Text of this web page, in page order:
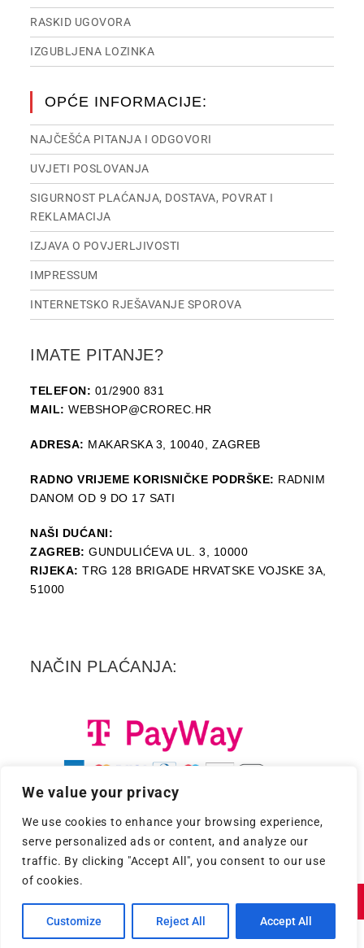
We value your privacy
We use cookies to enhance your browsing experience,
serve personalized ads or content, and analyze our
traffic. By clicking "Accept All", you consent to our use
of cookies.
Customize Reject All Accept All
RASKID UGOVORA
IZGUBLJENA LOZINKA
OPĆE INFORMACIJE:
NAJČEŠĆA PITANJA I ODGOVORI
UVJETI POSLOVANJA
SIGURNOST PLAĆANJA, DOSTAVA, POVRAT I
REKLAMACIJA
IZJAVA O POVJERLJIVOSTI
IMPRESSUM
INTERNETSKO RJEŠAVANJE SPOROVA
IMATE PITANJE?
TELEFON: 01/2900 831
MAIL: WEBSHOP@CROREC.HR
ADRESA: MAKARSKA 3, 10040, ZAGREB
RADNO VRIJEME KORISNIČKE PODRŠKE: RADNIM
DANOM OD 9 DO 17 SATI
NAŠI DUĆANI:
ZAGREB: GUNDULIĆEVA UL. 3, 10000
RIJEKA: TRG 128 BRIGADE HRVATSKE VOJSKE 3A,
51000
NAČIN PLAĆANJA:
Copyright 2026. - Croatia Records d.d.